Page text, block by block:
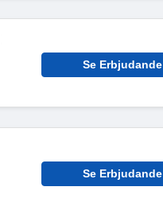
Se Erbjudande
Se Erbjudande